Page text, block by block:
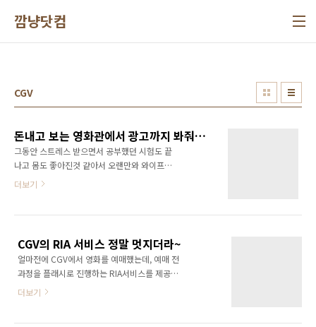
깜냥닷컴
CGV
돈내고 보는 영화관에서 광고까지 봐줘야 하는가?
그동안 스트레스 받으면서 공부했던 시험도 끝
나고 몸도 좋아진것 같아서 오랜만와 와이프와
함께 영화를 보러 갔다. 집에서 가까운 용산CGV
어대는 것이다. 경마장 광고를 비롯해서 갖가지
광고를... 혹시나 내가 시간을 잘못 체크했나 싶
어서 영화티켓도 보고 시계도 봤는데 확실히 영
화 시작시간이 지났는데도 광고를 틀고 있었다.
내돈 내고 들어가 보는 영화관에서 이런 광고까
더보기
CGV의 RIA 서비스 정말 멋지더라~
얼마전에 CGV에서 영화를 예매했는데, 예매 전
과정을 플래시로 진행하는 RIA서비스를 제공하
더군요... 사실 CGV는 오래전부터 RIA를 이용해
더보기